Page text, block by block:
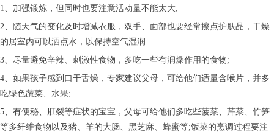
1、加强锻炼，但同时也要注意活动量不能太大;
2、随天气的变化及时增减衣服，双手、面部也要经常擦点护肤品，干燥
的居室内可以洒点水，以保持空气湿润
3、尽量避免辛辣、刺激性食物，多吃一些有润燥作用的食物;
4、如果孩子感到口干舌燥，专家建议父母，可给他们适量含喉片，并多
吃绿色蔬菜、水果;
5、有便秘、肛裂等症状的宝宝，父母可给他们多吃些菠菜、芹菜、竹笋
等多纤维食物以及猪、羊的大肠、黑芝麻、蜂蜜等;饭菜的烹调过程要注